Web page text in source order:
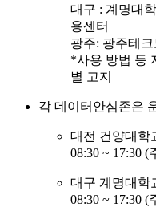
대구 : 계명대
용센터
광주: 광주테
*사용 방법 등
별 고지
각 데이터안심존은
대전 건양대학
08:30 ~ 17:30 (
대구 계명대학
08:30 ~ 17:30 (